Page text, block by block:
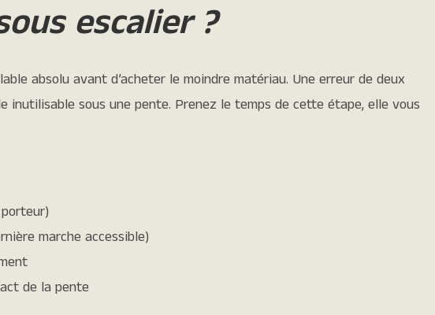
escalier ?
absolu avant d’acheter le moindre matériau. Une erreur de deux
inutilisable sous une pente. Prenez le temps de cette étape, elle vous
marche accessible)
de la pente